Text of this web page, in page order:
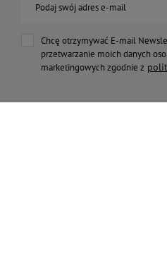
Podaj swój adres e-mail
Chcę otrzymywać E-mail
przetwarzanie moich danych
marketingowych zgodnie z